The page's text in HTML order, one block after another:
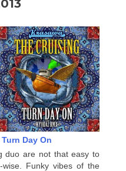
Day On
duo are not that easy to
Funky vibes of the